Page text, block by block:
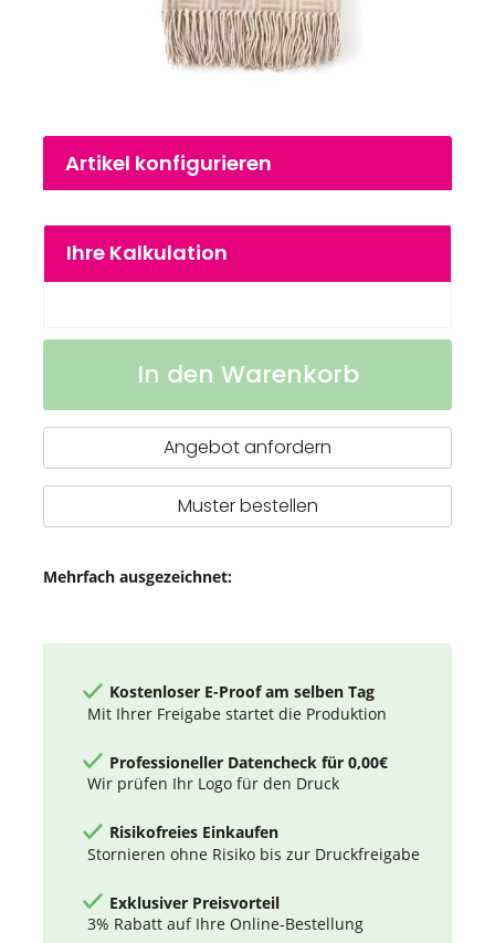
Zum
Anfang
springen
Artikel konfigurieren
Ihre Kalkulation
VINGA
Auf
In den Warenkorb
Angebot anfordern
Muster bestellen
Mehrfach ausgezeichnet:
Kostenloser E-Proof am selben Tag
Mit Ihrer Freigabe startet die Produktion
Professioneller Datencheck für 0,00€
Wir prüfen Ihr Logo für den Druck
Risikofreies Einkaufen
Stornieren ohne Risiko bis zur Druckfreigabe
Exklusiver Preisvorteil
3% Rabatt auf Ihre Online-Bestellung